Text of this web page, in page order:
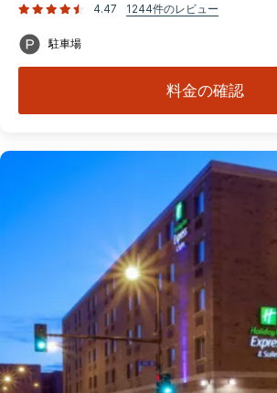
4.47
1244件のレビュー
駐車場
料金の確認